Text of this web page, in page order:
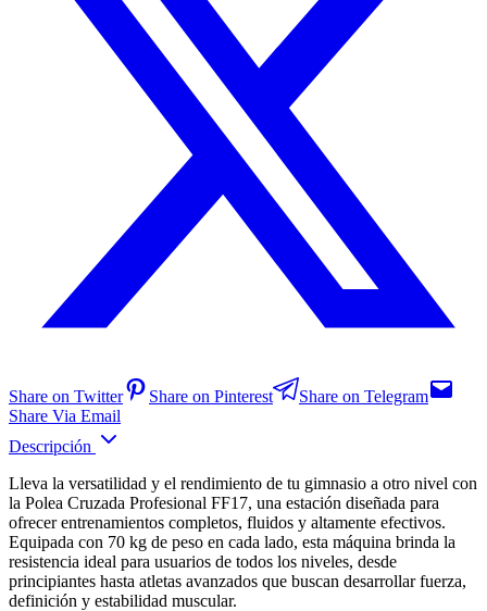
Share on Twitter Share on Pinterest
Share on Telegram
Share Via Email
Descripción
Lleva la versatilidad y el rendimiento de tu gimnasio a otro nivel con
la Polea Cruzada Profesional FF17, una estación diseñada para
ofrecer entrenamientos completos, fluidos y altamente efectivos.
Equipada con 70 kg de peso en cada lado, esta máquina brinda la
resistencia ideal para usuarios de todos los niveles, desde
principiantes hasta atletas avanzados que buscan desarrollar fuerza,
definición y estabilidad muscular.